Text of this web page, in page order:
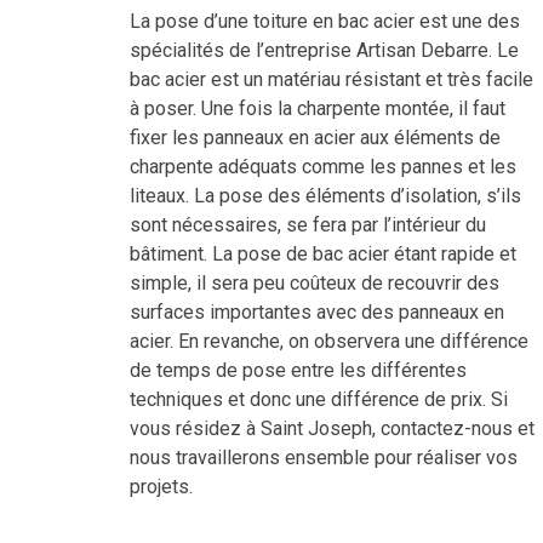
La pose d’une toiture en bac acier est une des
spécialités de l’entreprise Artisan Debarre. Le
bac acier est un matériau résistant et très facile
à poser. Une fois la charpente montée, il faut
fixer les panneaux en acier aux éléments de
charpente adéquats comme les pannes et les
liteaux. La pose des éléments d’isolation, s’ils
sont nécessaires, se fera par l’intérieur du
bâtiment. La pose de bac acier étant rapide et
simple, il sera peu coûteux de recouvrir des
surfaces importantes avec des panneaux en
acier. En revanche, on observera une différence
de temps de pose entre les différentes
techniques et donc une différence de prix. Si
vous résidez à Saint Joseph, contactez-nous et
nous travaillerons ensemble pour réaliser vos
projets.